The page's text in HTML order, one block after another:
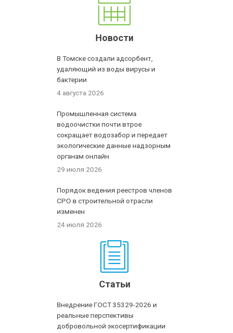
Новости
В Томске создали адсорбент,
удаляющий из воды вирусы и
бактерии
4 августа 2026
Промышленная система
водоочистки почти втрое
сокращает водозабор и передает
экологические данные надзорным
органам онлайн
29 июля 2026
Порядок ведения реестров членов
СРО в строительной отрасли
изменен
24 июля 2026
Статьи
Внедрение ГОСТ 35329-2026 и
реальные перспективы
добровольной экосертификации